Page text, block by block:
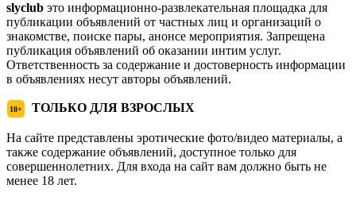
slyclub это информационно-развлекательная площадка для
публикации объявлений от частных лиц и организаций о
знакомстве, поиске пары, анонсе мероприятия. Запрещена
публикация объявлений об оказании интим услуг.
Ответственность за содержание и достоверность информации
в объявлениях несут авторы объявлений.
18+ ТОЛЬКО ДЛЯ ВЗРОСЛЫХ
На сайте представлены эротические фото/видео материалы, а
также содержание объявлений, доступное только для
совершеннолетних. Для входа на сайт вам должно быть не
менее 18 лет.